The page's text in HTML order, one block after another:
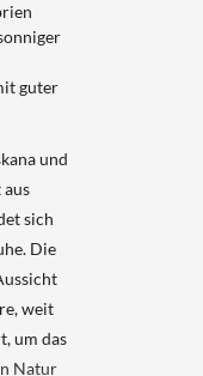
guter
und
sich
Die
weit
um das
Natur